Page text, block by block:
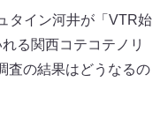
タイン河井が「VTR始
る関西コテコテノリ
査の結果はどうなるの